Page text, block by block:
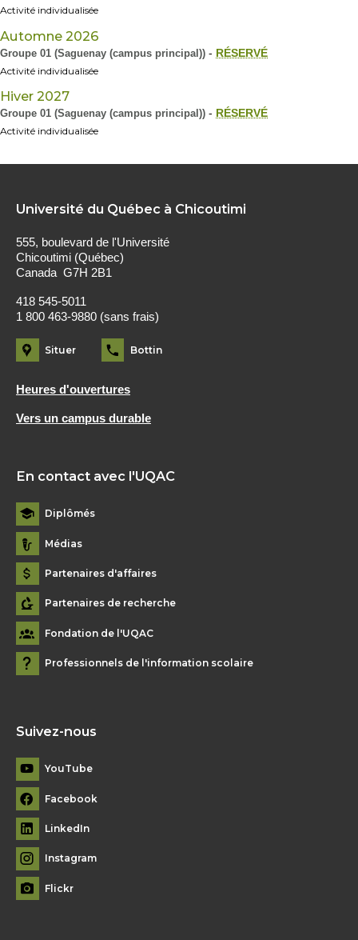
Activité individualisée
Automne 2026
Groupe 01 (Saguenay (campus principal)) - RÉSERVÉ
Activité individualisée
Hiver 2027
Groupe 01 (Saguenay (campus principal)) - RÉSERVÉ
Activité individualisée
Université du Québec à Chicoutimi
555, boulevard de l'Université
Chicoutimi (Québec)
Canada G7H 2B1
418 545-5011
1 800 463-9880 (sans frais)
Situer Bottin
Heures d'ouvertures
Vers un campus durable
En contact avec l'UQAC
Diplômés
Médias
Partenaires d'affaires
Partenaires de recherche
Fondation de l'UQAC
Professionnels de l'information scolaire
Suivez-nous
YouTube
Facebook
LinkedIn
Instagram
Flickr